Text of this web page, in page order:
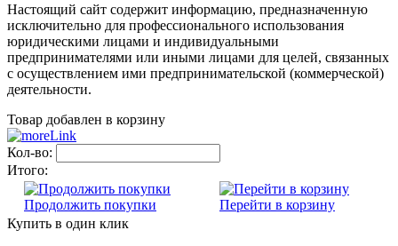
Настоящий сайт содержит информацию, предназначенную
исключительно для профессионального использования
юридическими лицами и индивидуальными
предпринимателями или иными лицами для целей, связанных
с осуществлением ими предпринимательской (коммерческой)
деятельности.
Товар добавлен в корзину
Кол-во:
Итого:
Продолжить покупки
Перейти в корзину
Купить в один клик